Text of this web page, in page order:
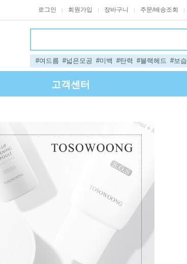
로그인 | 회원가입 | 장바구니 | 주문/배송조회 |
#여드름 #넓은모공 #미백 #탄력 #블랙헤드 #보습
고객센터